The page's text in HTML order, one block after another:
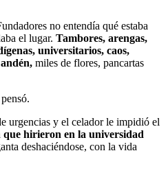
no entendía qué estaba
el lugar. Tambores, arengas,
universitarios, caos,
miles de flores, pancartas
urgencias y el celador le impidió el
que hirieron en la universidad
deshaciéndose, con la vida